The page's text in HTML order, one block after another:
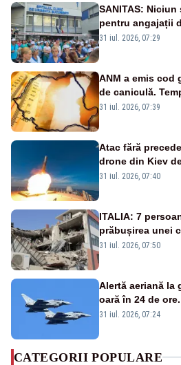
SANITAS:
pentru angajații
Legii salarizării
31 iul. 2026, 07:29
ANM a emis cod
de caniculă.
de grade, iar
31 iul. 2026, 07:39
Atac fără
drone din Kiev
americană,
31 iul. 2026, 07:40
ITALIA: 7
prăbușirea unei
31 iul. 2026, 07:50
Alertă aeriană la
oară în 24 de
Eurofighter
31 iul. 2026, 07:24
CATEGORII POPULARE